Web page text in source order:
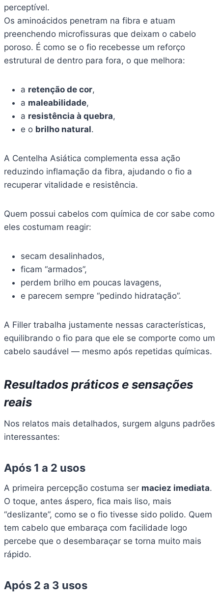
perceptível.
Os aminoácidos penetram na fibra e atuam
preenchendo microfissuras que deixam o cabelo
poroso. É como se o fio recebesse um reforço
estrutural de dentro para fora, o que melhora:
a retenção de cor,
a maleabilidade,
a resistência à quebra,
e o brilho natural.
A Centelha Asiática complementa essa ação
reduzindo inflamação da fibra, ajudando o fio a
recuperar vitalidade e resistência.
Quem possui cabelos com química de cor sabe como
eles costumam reagir:
secam desalinhados,
ficam “armados”,
perdem brilho em poucas lavagens,
e parecem sempre “pedindo hidratação”.
A Filler trabalha justamente nessas características,
equilibrando o fio para que ele se comporte como um
cabelo saudável — mesmo após repetidas químicas.
Resultados práticos e sensações
reais
Nos relatos mais detalhados, surgem alguns padrões
interessantes:
Após 1 a 2 usos
A primeira percepção costuma ser maciez imediata.
O toque, antes áspero, fica mais liso, mais
“deslizante”, como se o fio tivesse sido polido. Quem
tem cabelo que embaraça com facilidade logo
percebe que o desembaraçar se torna muito mais
rápido.
Após 2 a 3 usos